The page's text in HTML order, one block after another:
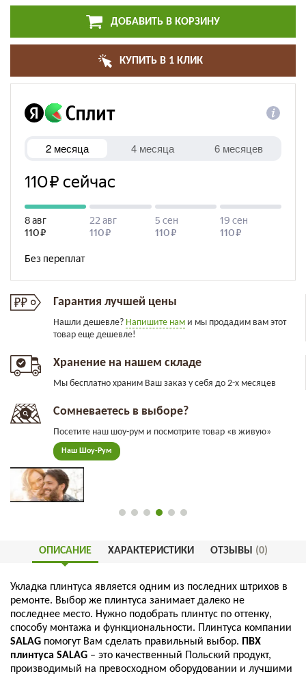
ДОБАВИТЬ В КОРЗИНУ
КУПИТЬ В 1 КЛИК
Гарантия лучшей цены
Нашли дешевле? Напишите нам и мы продадим вам этот
товар еще дешевле!
Хранение на нашем складе
Мы бесплатно храним Ваш заказ у себя до 2-х месяцев
Сомневаетесь в выборе?
Посетите наш шоу-рум и посмотрите товар «в живую»
Наш Шоу-Рум
ОПИСАНИЕ ХАРАКТЕРИСТИКИ ОТЗЫВЫ (0)
Укладка плинтуса является одним из последних штрихов в
ремонте. Выбор же плинтуса занимает далеко не
последнее место. Нужно подобрать плинтус по оттенку,
способу монтажа и функциональности. Плинтуса компании
SALAG помогут Вам сделать правильный выбор. ПВХ
плинтуса SALAG – это качественный Польский продукт,
производимый на превосходном оборудовании и лучшими